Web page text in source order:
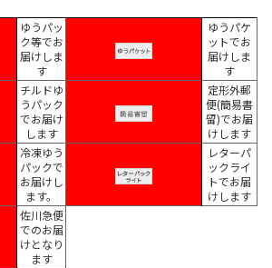
ゆうパッ
ク等でお
届けしま
す
ゆうパケ
ットでお
届けしま
す
チルドゆ
うパック
でお届け
します
定形外郵
便(簡易書
留)でお届
けします
冷凍ゆう
パックで
お届けし
ます。
レターパ
ックライ
トでお届
けします
佐川急便
でのお届
けとなり
ます